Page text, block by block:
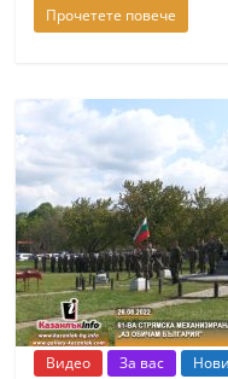
Прочетете повече
Видео За вас